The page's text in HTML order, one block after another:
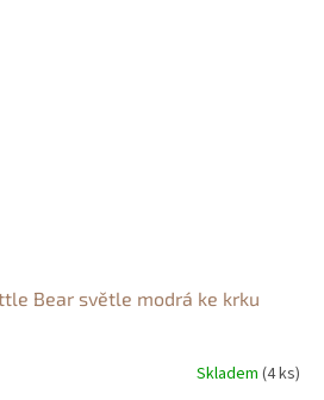
Bear světle modrá ke krku
Skladem (4 ks)